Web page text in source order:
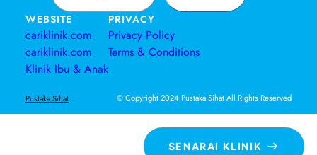
SENARAI KLINIK
WEBSITE
cariklinik.com
cariklinik.com
Klinik Ibu & Anak
PRIVACY
Privacy Policy
Terms & Conditions
Pustaka Sihat © Copyright 2024 Pustaka Sihat All Rights Reserved